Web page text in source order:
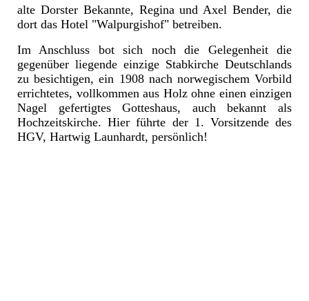
alte Dorster Bekannte, Regina und Axel Bender, die
dort das Hotel "Walpurgishof" betreiben.
Im Anschluss bot sich noch die Gelegenheit die
gegenüber liegende einzige Stabkirche Deutschlands
zu besichtigen, ein 1908 nach norwegischem Vorbild
errichtetes, vollkommen aus Holz ohne einen einzigen
Nagel gefertigtes Gotteshaus, auch bekannt als
Hochzeitskirche. Hier führte der 1. Vorsitzende des
HGV, Hartwig Launhardt, persönlich!